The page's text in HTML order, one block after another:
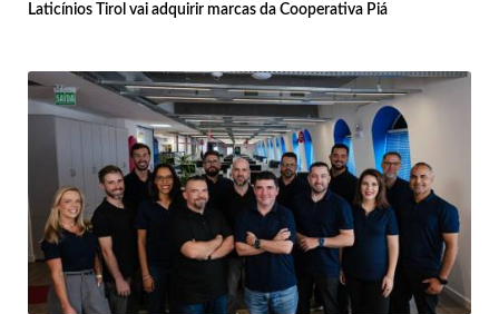
Laticínios Tirol vai adquirir marcas da Cooperativa Piá